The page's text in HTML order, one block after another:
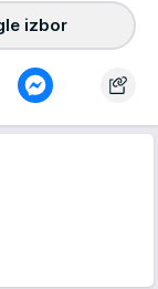
izbor